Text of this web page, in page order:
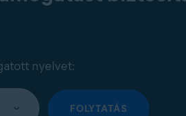
nyelvet:
FOLYTATÁS